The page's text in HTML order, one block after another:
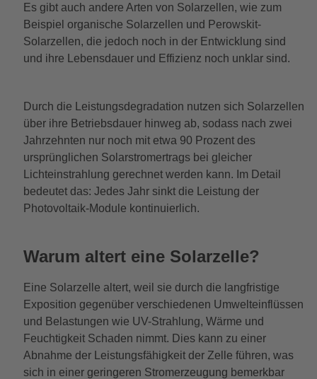
Es gibt auch andere Arten von Solarzellen, wie zum
Beispiel organische Solarzellen und Perowskit-
Solarzellen, die jedoch noch in der Entwicklung sind
und ihre Lebensdauer und Effizienz noch unklar sind.
Durch die Leistungsdegradation nutzen sich Solarzellen
über ihre Betriebsdauer hinweg ab, sodass nach zwei
Jahrzehnten nur noch mit etwa 90 Prozent des
ursprünglichen Solarstromertrags bei gleicher
Lichteinstrahlung gerechnet werden kann. Im Detail
bedeutet das: Jedes Jahr sinkt die Leistung der
Photovoltaik-Module kontinuierlich.
Warum altert eine Solarzelle?
Eine Solarzelle altert, weil sie durch die langfristige
Exposition gegenüber verschiedenen Umwelteinflüssen
und Belastungen wie UV-Strahlung, Wärme und
Feuchtigkeit Schaden nimmt. Dies kann zu einer
Abnahme der Leistungsfähigkeit der Zelle führen, was
sich in einer geringeren Stromerzeugung bemerkbar